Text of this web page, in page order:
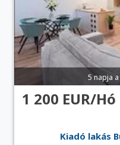
5 napja
1 200 EUR/Hó
Kiadó lakás